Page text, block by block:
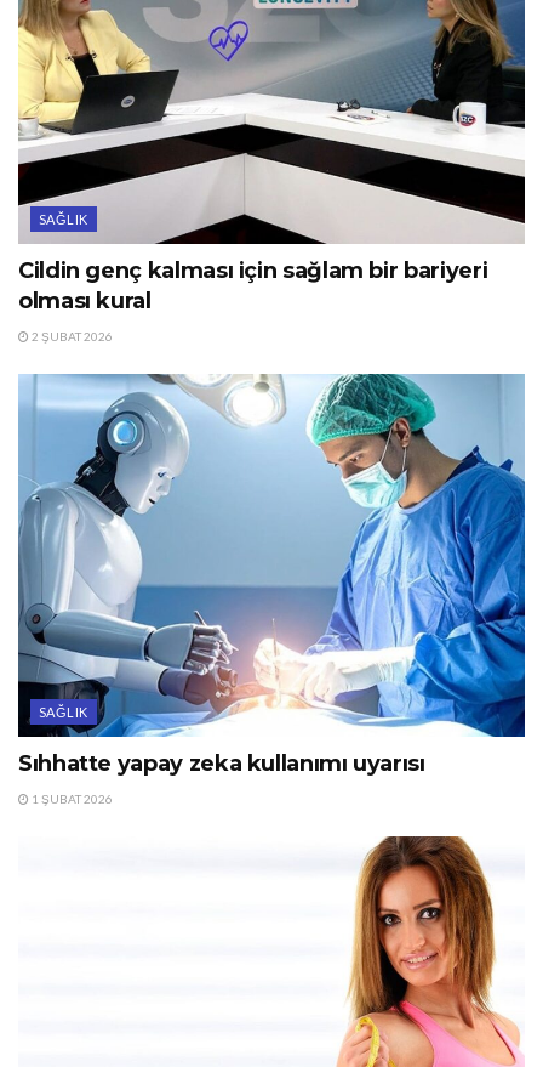
SAĞLIK
Cildin genç kalması için sağlam bir bariyeri
olması kural
2 ŞUBAT 2026
SAĞLIK
Sıhhatte yapay zeka kullanımı uyarısı
1 ŞUBAT 2026